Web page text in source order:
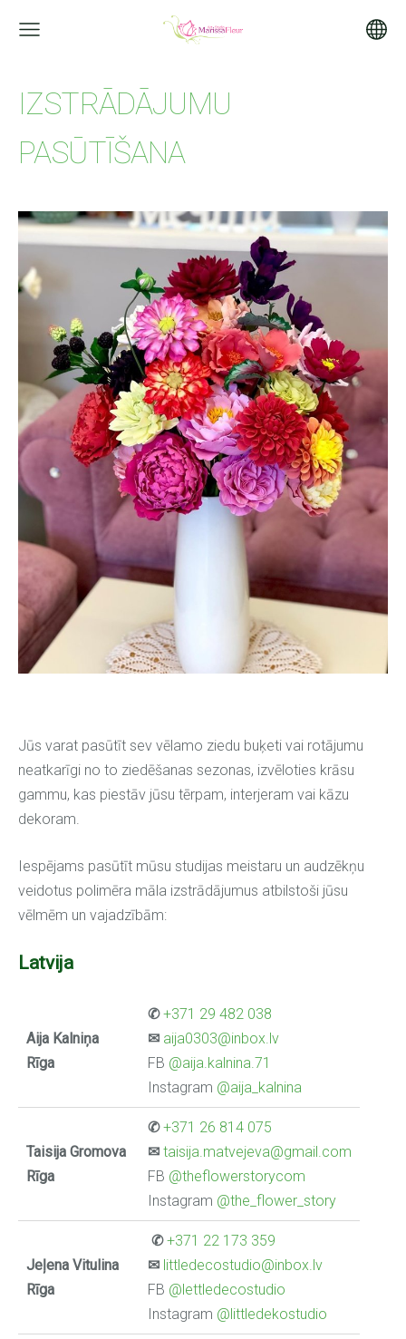
IZSTRĀDĀJUMU
PASŪTĪŠANA
Jūs varat pasūtīt sev vēlamo ziedu buķeti vai rotājumu
neatkarīgi no to ziedēšanas sezonas, izvēloties krāsu
gammu, kas piestāv jūsu tērpam, interjeram vai kāzu
dekoram.
Iespējams pasūtīt mūsu studijas meistaru un audzēkņu
veidotus polimēra māla izstrādājumus atbilstoši jūsu
vēlmēm un vajadzībām:
Latvija
Aija Kalniņa
Rīga
✆+371 29 482 038
✉ aija0303@inbox.lv
FB @aija.kalnina.71
Instagram @aija_kalnina
Taisija Gromova
Rīga
✆+371 26 814 075
✉ taisija.matvejeva@gmail.com
FB @theflowerstorycom
Instagram @the_flower_story
Jeļena Vitulina
Rīga
✆+371 22 173 359
✉ littledecostudio@inbox.lv
FB @lettledecostudio
Instagram @littledekostudio